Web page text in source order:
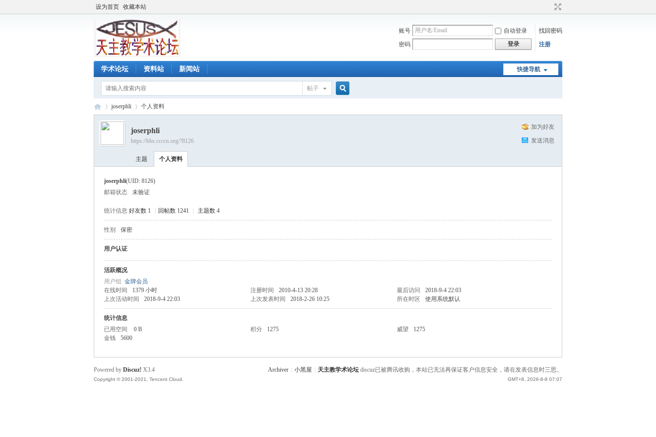
设为首页 收藏本站
账号 自动登录
找回密码
密码
登录 注册
快捷导航
学术论坛 资料站 新闻站
帖子
›
joserphli 个人资料
加为好友
发送消息
joserphli
https://bbs.ccccn.org/?8126
主题 个人资料
joserphli(UID: 8126)
邮箱状态
未验证
统计信息 好友数 1 回帖数 1241 主题数 4
性别 保密
用户认证
活跃概况
用户组 金牌会员
在线时间
1379 小时 注册时间 2010-4-13 20:28 最后访问
2018-9-4 22:03
上次活动时间
2018-9-4 22:03 上次发表时间 2018-2-26 10:25 所在时区 使用系统默认
统计信息
已用空间
0 B 积分 1275 威望
1275
金钱
5600
Archiver 小黑屋 天主教学术论坛 discuz已被腾讯收购，本站已无法再保证客户信息安全，请在发表信息时三思。
GMT+8, 2026-8-8 07:07
Powered by Discuz! X3.4
Copyright © 2001-2021, Tencent Cloud.